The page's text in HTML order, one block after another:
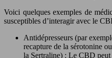
Voici quelques exemples de
susceptibles d’interagir avec le
Antidépresseurs (par
recapture de la sérotonine
la Sertraline) : Le CBD